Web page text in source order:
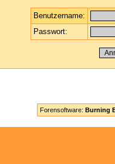
Benutzername:
Passwort:
Forensoftware: Burning